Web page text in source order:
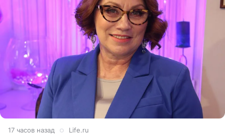
17 часов назад Life.ru